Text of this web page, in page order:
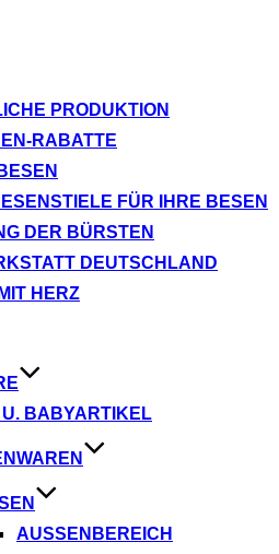
PRODUKTION
RABATTE
FÜR IHRE BESEN
DER BÜRSTEN
DEUTSCHLAND
HERZ
U. BABYARTIKEL
AUSSENBEREICH